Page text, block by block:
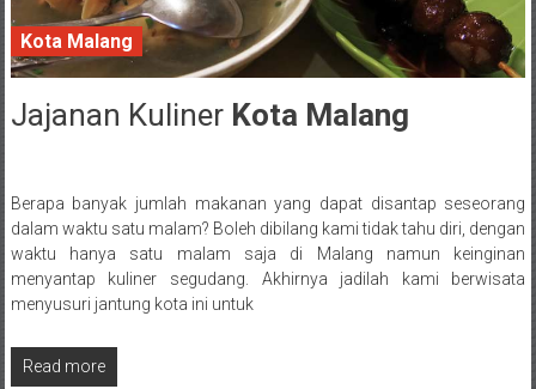
Kota Malang
17 July 2017
Jajanan Kuliner Kota Malang
Posted By: wirawan
Berapa banyak jumlah makanan yang dapat disantap seseorang
dalam waktu satu malam? Boleh dibilang kami tidak tahu diri, dengan
waktu hanya satu malam saja di Malang namun keinginan
menyantap kuliner segudang. Akhirnya jadilah kami berwisata
menyusuri jantung kota ini untuk
Read more